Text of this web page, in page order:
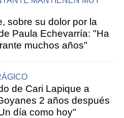
sobre su dolor por la
Paula Echevarría: "Ha
muchos años"
de Cari Lapique a
2 años después
día como hoy"